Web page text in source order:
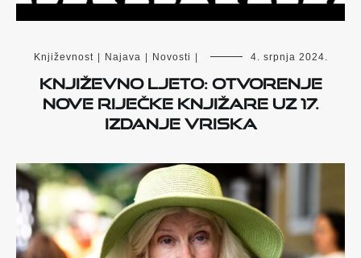
Književnost Najava Novosti 4. srpnja 2024.
KNJIŽEVNO LJETO: OTVORENJE
NOVE RIJEČKE KNJIŽARE UZ 17.
IZDANJE VRISKA